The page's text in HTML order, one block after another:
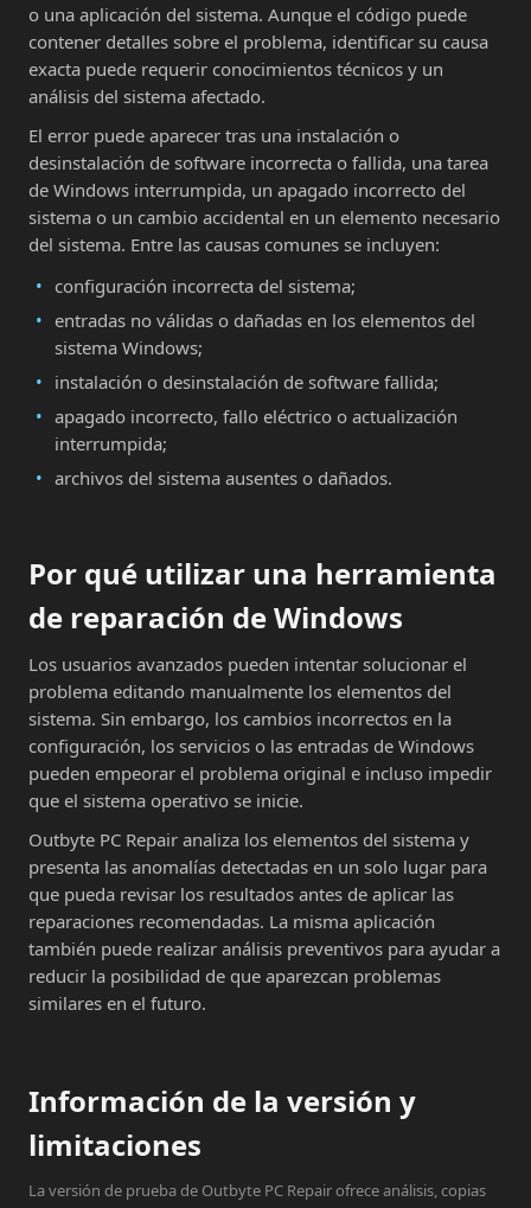
o una aplicación del sistema. Aunque el código puede
contener detalles sobre el problema, identificar su causa
exacta puede requerir conocimientos técnicos y un
análisis del sistema afectado.
El error puede aparecer tras una instalación o
desinstalación de software incorrecta o fallida, una tarea
de Windows interrumpida, un apagado incorrecto del
sistema o un cambio accidental en un elemento necesario
del sistema. Entre las causas comunes se incluyen:
configuración incorrecta del sistema;
entradas no válidas o dañadas en los elementos del
sistema Windows;
instalación o desinstalación de software fallida;
apagado incorrecto, fallo eléctrico o actualización
interrumpida;
archivos del sistema ausentes o dañados.
Por qué utilizar una herramienta
de reparación de Windows
Los usuarios avanzados pueden intentar solucionar el
problema editando manualmente los elementos del
sistema. Sin embargo, los cambios incorrectos en la
configuración, los servicios o las entradas de Windows
pueden empeorar el problema original e incluso impedir
que el sistema operativo se inicie.
Outbyte PC Repair analiza los elementos del sistema y
presenta las anomalías detectadas en un solo lugar para
que pueda revisar los resultados antes de aplicar las
reparaciones recomendadas. La misma aplicación
también puede realizar análisis preventivos para ayudar a
reducir la posibilidad de que aparezcan problemas
similares en el futuro.
Información de la versión y
limitaciones
La versión de prueba de Outbyte PC Repair ofrece análisis, copias